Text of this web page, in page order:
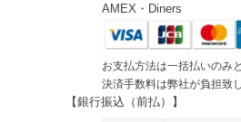
AMEX・Diners
お支払方法は一括払いのみ
決済手数料は弊社が負担致し
【銀行振込（前払）】